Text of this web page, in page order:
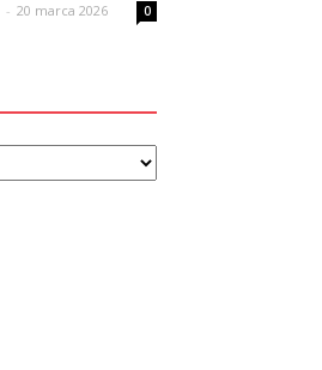
- 20 marca 2026 0